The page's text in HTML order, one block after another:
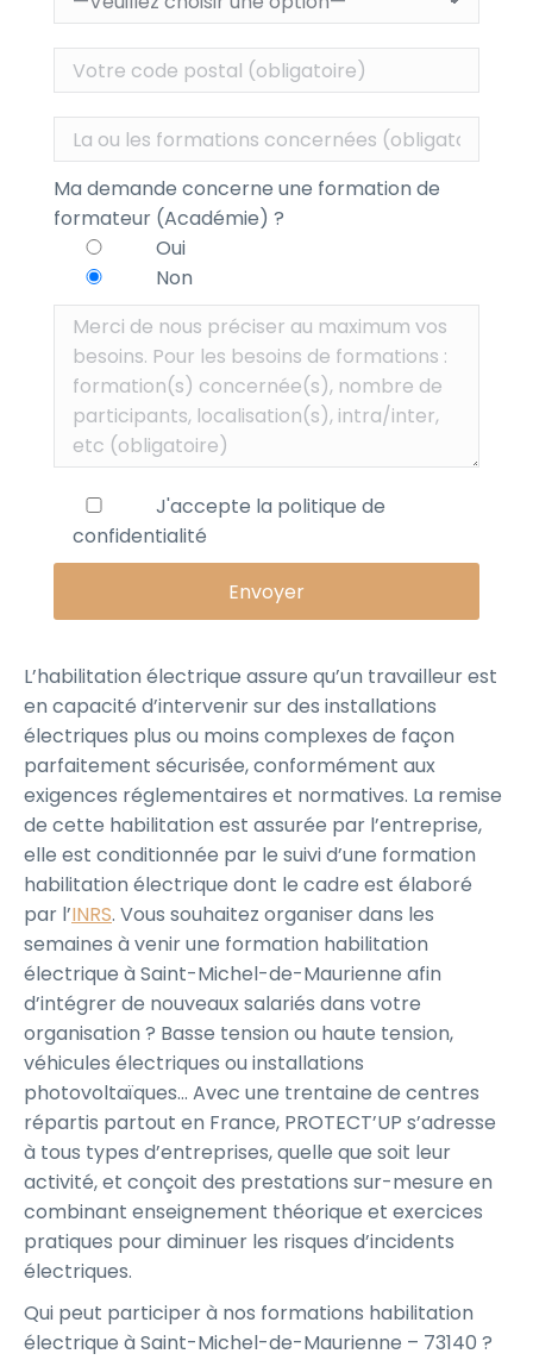
Ma demande concerne une formation de
formateur (Académie) ?
Oui
Non
J'accepte la politique de
confidentialité
L’habilitation électrique assure qu’un travailleur est
en capacité d’intervenir sur des installations
électriques plus ou moins complexes de façon
parfaitement sécurisée, conformément aux
exigences réglementaires et normatives. La remise
de cette habilitation est assurée par l’entreprise,
elle est conditionnée par le suivi d’une formation
habilitation électrique dont le cadre est élaboré
par l’INRS. Vous souhaitez organiser dans les
semaines à venir une formation habilitation
électrique à Saint-Michel-de-Maurienne afin
d’intégrer de nouveaux salariés dans votre
organisation ? Basse tension ou haute tension,
véhicules électriques ou installations
photovoltaïques… Avec une trentaine de centres
répartis partout en France, PROTECT’UP s’adresse
à tous types d’entreprises, quelle que soit leur
activité, et conçoit des prestations sur-mesure en
combinant enseignement théorique et exercices
pratiques pour diminuer les risques d’incidents
électriques.
Qui peut participer à nos formations habilitation
électrique à Saint-Michel-de-Maurienne – 73140 ?